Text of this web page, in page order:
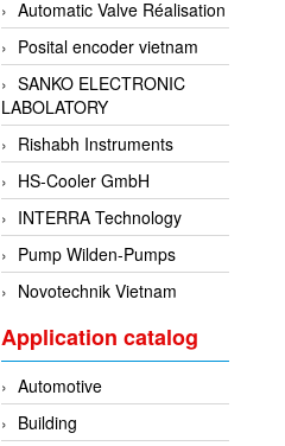
Automatic Valve Réalisation
Posital encoder vietnam
SANKO ELECTRONIC
LABOLATORY
Rishabh Instruments
HS-Cooler GmbH
INTERRA Technology
Pump Wilden-Pumps
Novotechnik Vietnam
Application catalog
Automotive
Building